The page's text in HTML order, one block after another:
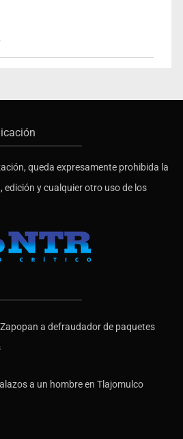
queda expresamente prohibida la
y cualquier otro uso de los
a defraudador de paquetes
a un hombre en Tlajomulco